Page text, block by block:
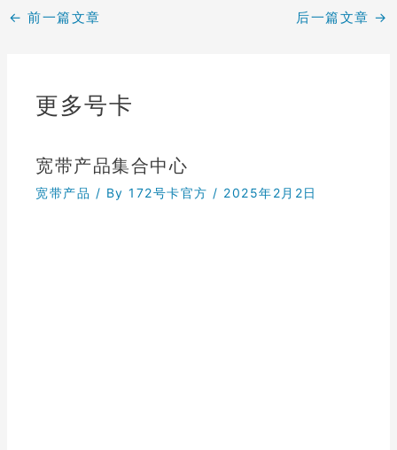
← 前一篇文章 后一篇文章 →
更多号卡
宽带产品集合中心
宽带产品 / By172号卡官方 / 2025年2月2日